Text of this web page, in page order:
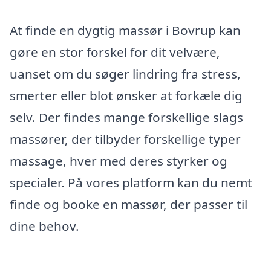
At finde en dygtig massør i Bovrup kan
gøre en stor forskel for dit velvære,
uanset om du søger lindring fra stress,
smerter eller blot ønsker at forkæle dig
selv. Der findes mange forskellige slags
massører, der tilbyder forskellige typer
massage, hver med deres styrker og
specialer. På vores platform kan du nemt
finde og booke en massør, der passer til
dine behov.